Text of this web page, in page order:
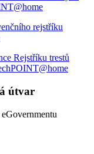
rejstříku
Rejstříku trestů
útvar